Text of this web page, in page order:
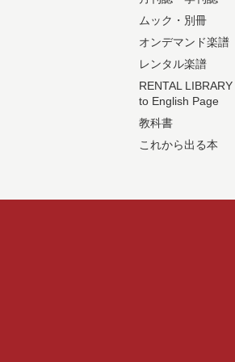
ムック・別冊
オンデマンド楽譜
レンタル楽譜
RENTAL LIBRARY
to English Page
教科書
これから出る本